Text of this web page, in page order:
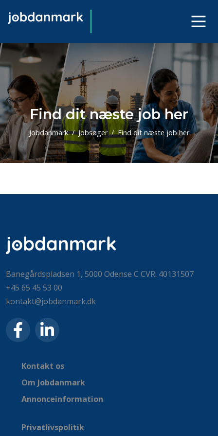
Find dit næste job her
Jobdanmark Jobsøger Find dit næste job her
Banegårdspladsen 1, 5000 Odense C CVR: 40131507
+45 65 45 53 00
kontakt@jobdanmark.dk
Kontakt os
Om Jobdanmark
Annonceinformation
Privatlivspolitik